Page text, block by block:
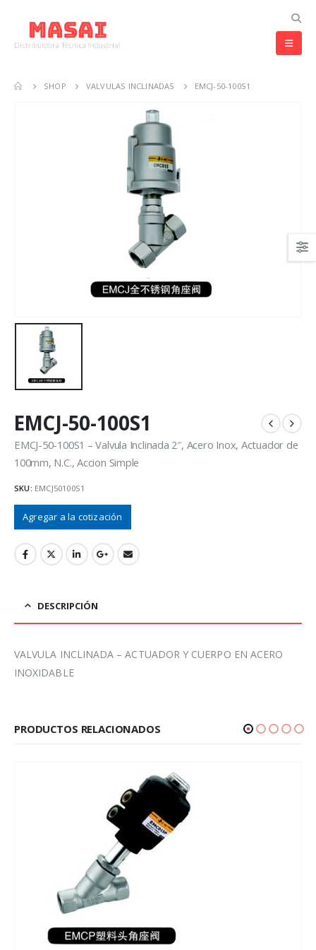
SHOP VALVULAS INCLINADAS EMCJ-50-100S1
EMCJ-50-100S1
EMCJ-50-100S1 – Valvula Inclinada 2″, Acero Inox, Actuador de
100mm, N.C., Accion Simple
SKU: EMCJ50100S1
Agregar a la cotización
DESCRIPCIÓN
VALVULA INCLINADA – ACTUADOR Y CUERPO EN ACERO
INOXIDABLE
PRODUCTOS RELACIONADOS